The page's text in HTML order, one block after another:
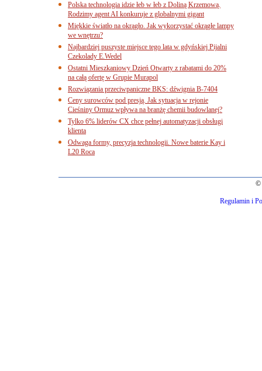
Polska technologia idzie łeb w łeb z Doliną Krzemową.
Rodzimy agent AI konkuruje z globalnymi gigant
Miękkie światło na okrągło. Jak wykorzystać okrągłe lampy
we wnętrzu?
Najbardziej puszyste miejsce tego lata w gdyńskiej Pijalni
Czekolady E.Wedel
Ostatni Mieszkaniowy Dzień Otwarty z rabatami do 20%
na całą ofertę w Grupie Murapol
Rozwiązania przeciwpaniczne BKS: dźwignia B-7404
Ceny surowców pod presją. Jak sytuacja w rejonie
Cieśniny Ormuz wpływa na branżę chemii budowlanej?
Tylko 6% liderów CX chce pełnej automatyzacji obsługi
klienta
Odwaga formy, precyzja technologii. Nowe baterie Kay i
L20 Roca
©
Regulamin i